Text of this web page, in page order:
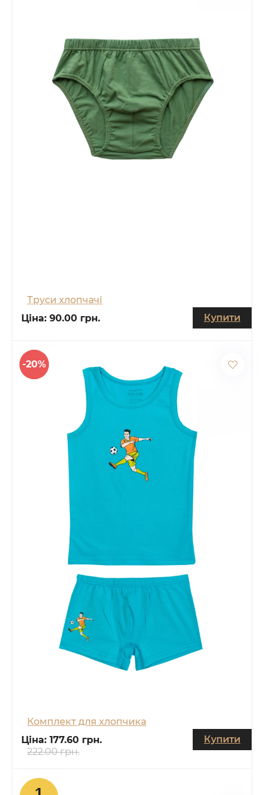
Труси хлопчачі
Ціна: 90.00 грн. Купити
-20%
Комплект для хлопчика
Ціна: 177.60 грн.
222.00 грн.
Купити